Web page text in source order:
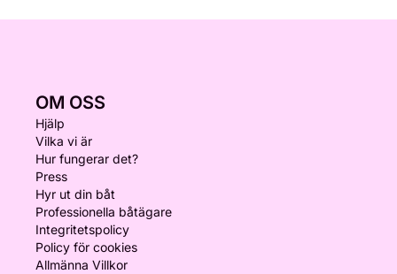
OM OSS
Hjälp
Vilka vi är
Hur fungerar det?
Press
Hyr ut din båt
Professionella båtägare
Integritetspolicy
Policy för cookies
Allmänna Villkor